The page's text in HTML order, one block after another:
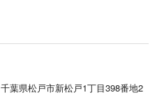
千葉県松戸市新松戸1丁目398番地2